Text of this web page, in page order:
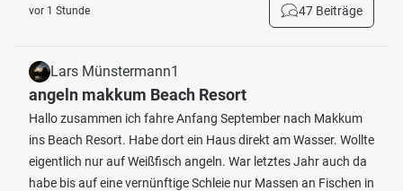
vor 1 Stunde 47 Beiträge
Lars Münstermann1
angeln makkum Beach Resort
Hallo zusammen ich fahre Anfang September nach Makkum
ins Beach Resort. Habe dort ein Haus direkt am Wasser. Wollte
eigentlich nur auf Weißfisch angeln. War letztes Jahr auch da
habe bis auf eine vernünftige Schleie nur Massen an Fischen in